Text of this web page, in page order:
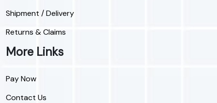
Shipment / Delivery
Returns & Claims
More Links
Pay Now
Contact Us